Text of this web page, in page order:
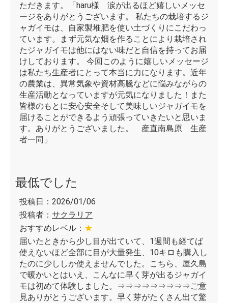
ただきます。「haru様 涙が出るほど嬉しいメッセ
ージをありがとうございます。 私たちの栽培するジ
ャガイモは、自家製堆肥を使い土づくりにこだわっ
ています。まず元気な畑を作ることにより栽培され
たジャガイモは他にはない味だと自信を持ってお届
けしております。 今回このように嬉しいメッセージ
は私たち生産者にとって本当に力になります。近年
の農業は、異常気象や資材高騰などに悩みながらの
生産活動となっていますが元気になりました！また
皆様のもとに安心安全そして美味しいジャガイモを
届けることができるよう頑張っていきたいと思いま
す。ありがとうございました。 産直南島原 生産
者一同」
最低でした
投稿日：2026/01/06
投稿者： サクラリア
おすすめレベル： ★
届いたときから少し目が出ていて、1週間も経てば
使えないほど全部に目が大量発生、10キロも購入し
たのに少ししか使えませんでした。こちら、屋久島
で暖かいとはいえ、こんなに早く芽が出るジャガイ
モは初めて体験しました。⇒⇒⇒⇒⇒⇒⇒⇒⇒ご意
見ありがとうございます。早く芽がたくさん出て驚